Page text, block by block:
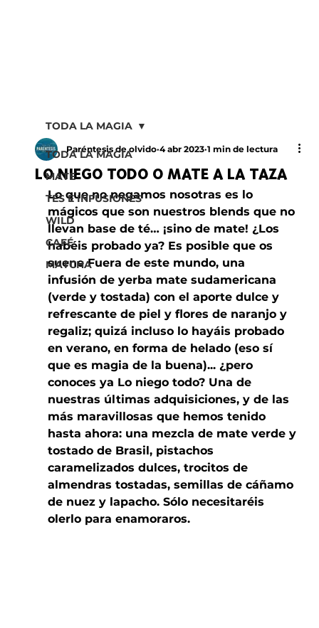
TODA LA MAGIA
MATE
TÉS E INFUSIONES
WILD
CAFÉ
MATCHA
TODA LA MAGIA
LO NIEGO TODO O MATE A LA TAZA
Paréntesis de olvido 4 abr 2023 1 min de lectura
Lo que no negamos nosotras es lo
mágicos que son nuestros blends que no
llevan base de té… ¡sino de mate! ¿Los
habéis probado ya? Es posible que os
suene Fuera de este mundo, una
infusión de yerba mate sudamericana
(verde y tostada) con el aporte dulce y
refrescante de piel y flores de naranjo y
regaliz; quizá incluso lo hayáis probado
en verano, en forma de helado (eso sí
que es magia de la buena)... ¿pero
conoces ya Lo niego todo? Una de
nuestras últimas adquisiciones, y de las
más maravillosas que hemos tenido
hasta ahora: una mezcla de mate verde y
tostado de Brasil, pistachos
caramelizados dulces, trocitos de
almendras tostadas, semillas de cáñamo
de nuez y lapacho. Sólo necesitaréis
olerlo para enamoraros.